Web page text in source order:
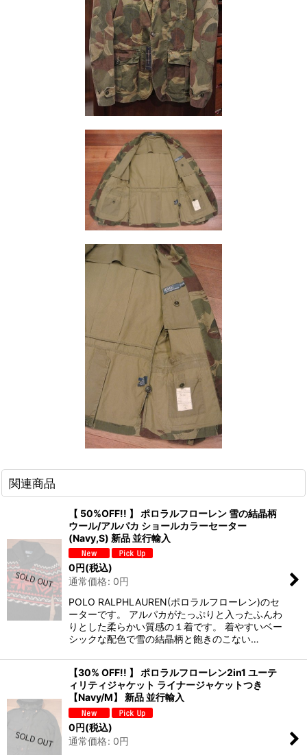
関連商品
【 50%OFF!! 】 ポロラルフローレン 雪の結晶柄
ウール/アルパカ ショールカラーセーター
(Navy,S) 新品 並行輸入
0円(税込)
通常価格: 0円
POLO RALPHLAUREN(ポロラルフローレン)のセ
ーターです。 アルパカがたっぷりと入ったふんわ
りとした柔らかい質感の１着です。 着やすいベー
シックな配色で雪の結晶柄と飽きのこない…
【30% OFF!! 】 ポロラルフローレン2in1 ユーテ
ィリティジャケット ライナージャケットつき
【Navy/M】 新品 並行輸入
0円(税込)
通常価格: 0円